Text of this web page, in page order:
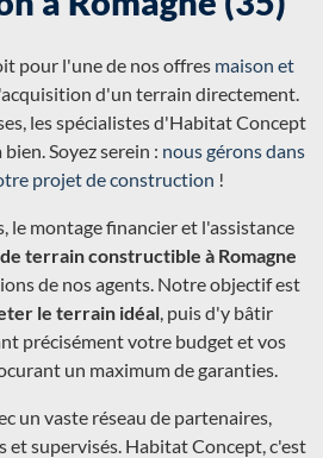
pour l'une de nos offres maison et
d'un terrain directement.
les spécialistes d'Habitat Concept
Soyez serein : nous gérons dans
projet de construction !
le montage financier et l'assistance
terrain constructible à Romagne
de nos agents. Notre objectif est
le terrain idéal, puis d'y bâtir
précisément votre budget et vos
un maximum de garanties.
un vaste réseau de partenaires,
et supervisés. Habitat Concept, c'est